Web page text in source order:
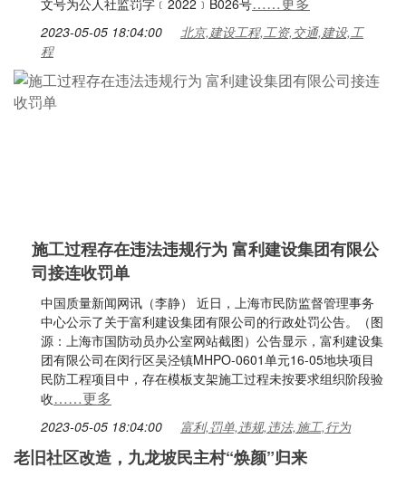
文号为公人社监罚字﹝2022﹞B026号
2023-05-05 18:04:00
北京,建设工程,工资,交通,建设,工
程
施工过程存在违法违规行为 富利建设集团有限公
司接连收罚单
中国质量新闻网讯（李静） 近日，上海市民防监督管理事务
中心公示了关于富利建设集团有限公司的行政处罚公告。（图
源：上海市国防动员办公室网站截图）公告显示，富利建设集
团有限公司在闵行区吴泾镇MHPO-0601单元16-05地块项目
民防工程项目中，存在模板支架施工过程未按要求组织阶段验
收……更多
2023-05-05 18:04:00 富利,罚单,违规,违法,施工,行为
老旧社区改造，九龙坡民主村“焕颜”归来